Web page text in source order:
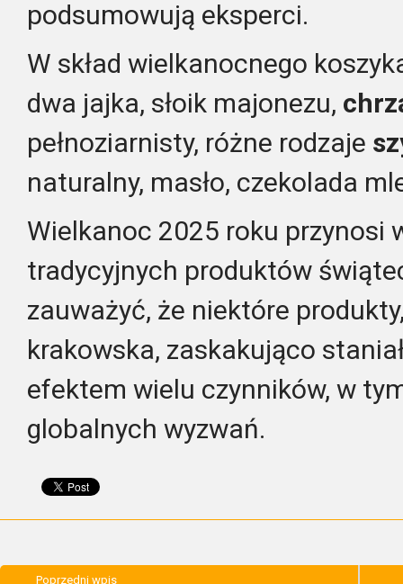
podsumowują eksperci.
W skład wielkanocnego
dwa jajka, słoik majonezu,
pełnoziarnisty, różne rodzaje
naturalny, masło, czekolada
Wielkanoc 2025 roku przynosi
tradycyjnych produktów
zauważyć, że niektóre
krakowska, zaskakująco
efektem wielu czynników, w
globalnych wyzwań.
Poprzedni wpis